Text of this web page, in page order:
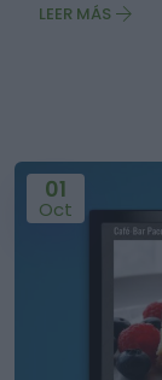
LEER MÁS
01
Oct